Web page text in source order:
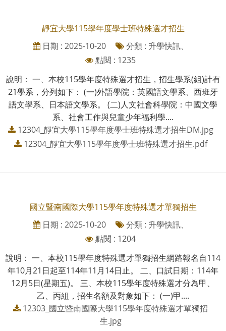
靜宜大學115學年度學士班特殊選才招生
日期 : 2025-10-20
分類 : 升學快訊、
點閱 : 1235
說明： 一、本校115學年度特殊選才招生，招生學系(組)計有
21學系，分列如下： (一)外語學院：英國語文學系、西班牙
語文學系、日本語文學系。 (二)人文社會科學院：中國文學
系、社會工作與兒童少年福利學....
12304_靜宜大學115學年度學士班特殊選才招生DM.jpg
12304_靜宜大學115學年度學士班特殊選才招生.pdf
國立暨南國際大學115學年度特殊選才單獨招生
日期 : 2025-10-20
分類 : 升學快訊、
點閱 : 1204
說明： 一、本校115學年度特殊選才單獨招生網路報名自114
年10月21日起至114年11月14日止。 二、口試日期：114年
12月5日(星期五)。 三、本校115學年度特殊選才分為甲、
乙、丙組，招生名額及對象如下： (一)甲....
12303_國立暨南國際大學115學年度特殊選才單獨招
生.jpg